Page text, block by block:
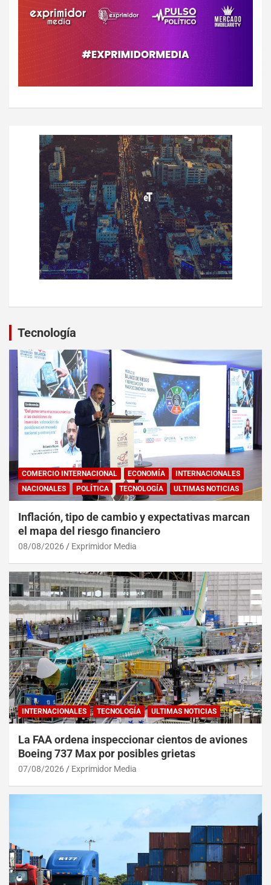
Tecnología
COMERCIO INTERNACIONAL ECONOMÍA
INTERNACIONALES
NACIONALES
POLÍTICA TECNOLOGÍA ULTIMAS NOTICIAS
Inflación, tipo de cambio y expectativas marcan
el mapa del riesgo financiero
08/08/2026 Exprimidor Media
INTERNACIONALES TECNOLOGÍA ULTIMAS NOTICIAS
La FAA ordena inspeccionar cientos de aviones
Boeing 737 Max por posibles grietas
07/08/2026 Exprimidor Media